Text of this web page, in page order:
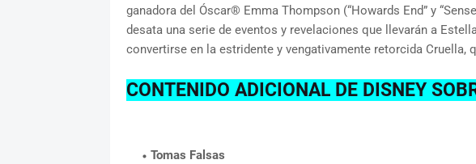
ganadora del Óscar® Emma Thompson (“Howards End” y
desata una serie de eventos y revelaciones que llevarán a
convertirse en la estridente y vengativamente retorcida Cruella,
CONTENIDO ADICIONAL DE DISNEY
Tomas Falsas